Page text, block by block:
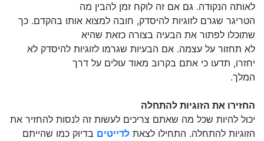
לאותה הנקודה. גם אם זה לוקח זמן להבין מה
הטריגר שגרם לזוגיות להיסדק, חובה למצוא אותו בהקדם. כך
שתוכלו לפתור את הבעיה בצורה כזאת שהיא
לא תחזור על עצמה. אם הבעיות שגרמו לזוגיות להיסדק לא
יחזרו, תדעו כי אתם בקרוב מאוד עולים על דרך
המלך.
החזירו את הזוגיות להתחלה
יכול להיות שכל מה שאתם צריכים לעשות זה לנסות להחזיר את
הזוגיות להתחלה. התחילו לצאת לדייטים בדיוק כמו שהייתם